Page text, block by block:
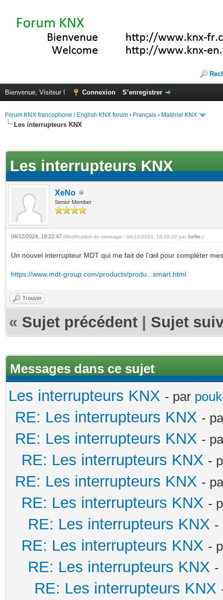
Bienvenue, Visiteur ! Connexion S’enregistrer
Forum KNX francophone / English KNX forum › Français › Matériel KNX
Les interrupteurs KNX
Les interrupteurs KNX
XeNo
Senior Member
04/12/2024, 19:22:47 (Modification du message : 04/12/2024, 19:26:32 par XeNo .)
Un nouvel interrupteur MDT qui me fait de l'œil pour compléter
https://www.mdt-group.com/products/produ...smart.html
Trouver
« Sujet précédent Sujet
Messages dans ce sujet
Les interrupteurs KNX - par
RE: Les interrupteurs KNX -
RE: Les interrupteurs KNX -
RE: Les interrupteurs KNX -
RE: Les interrupteurs KNX -
RE: Les interrupteurs KNX -
RE: Les interrupteurs KNX -
RE: Les interrupteurs KNX -
RE: Les interrupteurs KNX -
RE: Les interrupteurs KNX